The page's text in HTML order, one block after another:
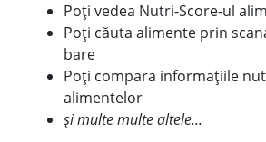
Poți vedea Nutri-Score-ul
Poți căuta alimente prin
bare
Poți compara informațiile
alimentelor
și multe multe altele...